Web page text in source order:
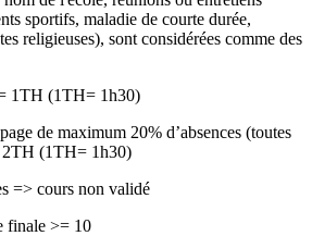
sportifs, maladie de courte durée,
religieuses), sont considérées comme des
1TH (1TH= 1h30)
de maximum 20% d’absences (toutes
2TH (1TH= 1h30)
=> cours non validé
finale >= 10